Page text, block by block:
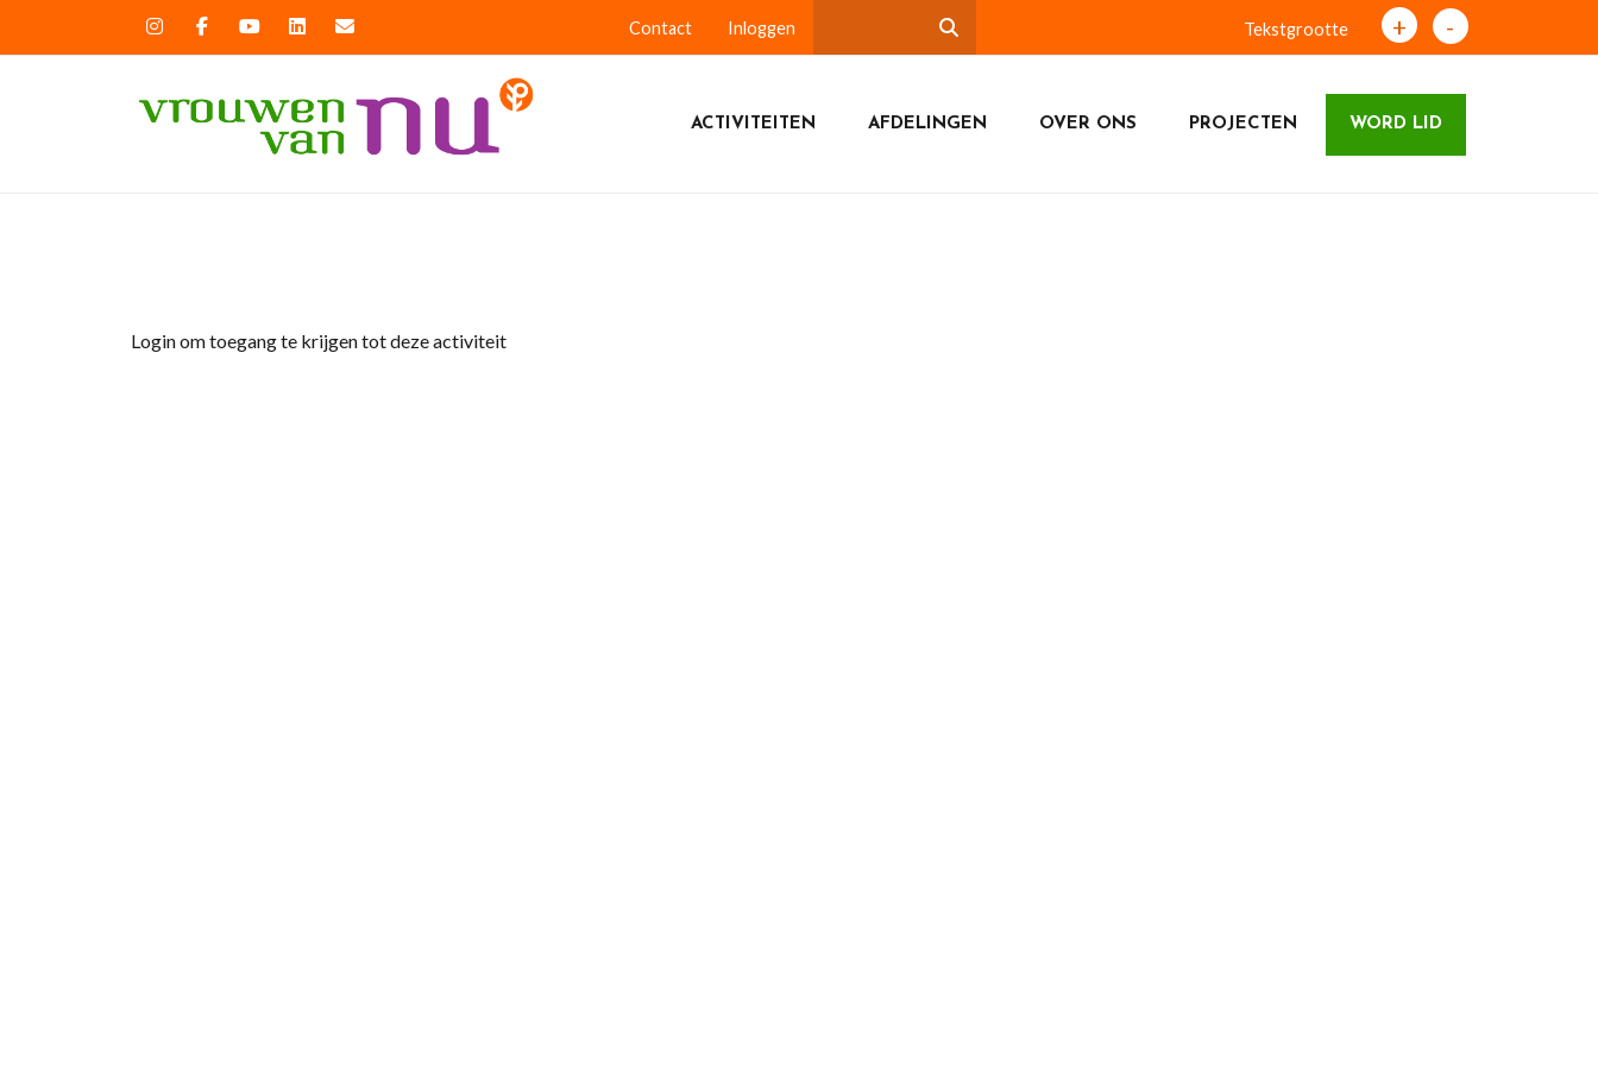
Contact Inloggen Tekstgrootte + -
ACTIVITEITEN AFDELINGEN OVER ONS PROJECTEN WORD LID
Login om toegang te krijgen tot deze activiteit